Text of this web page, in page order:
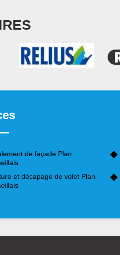
de façade Plan
et décapage de volet Plan